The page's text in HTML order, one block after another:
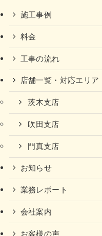
施工事例
料金
工事の流れ
店舗一覧・対応エリア
茨木支店
吹田支店
門真支店
お知らせ
業務レポート
会社案内
お客様の声